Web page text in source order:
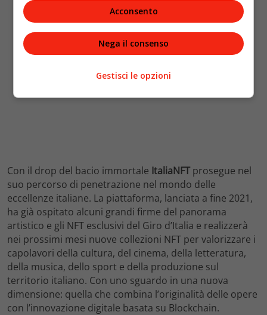
Con il drop del bacio immortale ItaliaNFT prosegue nel
suo percorso di penetrazione nel mondo delle
eccellenze italiane. La piattaforma, lanciata a fine 2021,
ha già ospitato alcuni grandi firme del panorama
artistico e gli NFT esclusivi del Giro d’Italia e realizzerà
nei prossimi mesi nuove collezioni NFT per valorizzare i
capolavori della cultura, del cinema, della letteratura,
della musica, dello sport e della produzione sul
territorio italiano. Con uno sguardo in una nuova
dimensione: quella che combina l’originalità delle opere
con l’innovazione digitale basata su Blockchain.
Acconsento
Nega il consenso
Gestisci le opzioni